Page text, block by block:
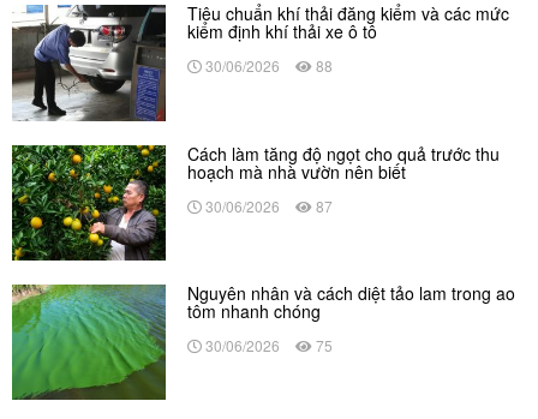
Tiêu chuẩn khí thải đăng kiểm và các mức
kiểm định khí thải xe ô tô
30/06/2026 88
Cách làm tăng độ ngọt cho quả trước thu
hoạch mà nhà vườn nên biết
30/06/2026 87
Nguyên nhân và cách diệt tảo lam trong ao
tôm nhanh chóng
30/06/2026 75